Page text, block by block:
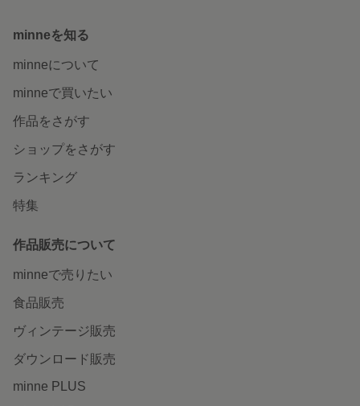
minneを知る
minneについて
minneで買いたい
作品をさがす
ショップをさがす
ランキング
特集
作品販売について
minneで売りたい
食品販売
ヴィンテージ販売
ダウンロード販売
minne PLUS